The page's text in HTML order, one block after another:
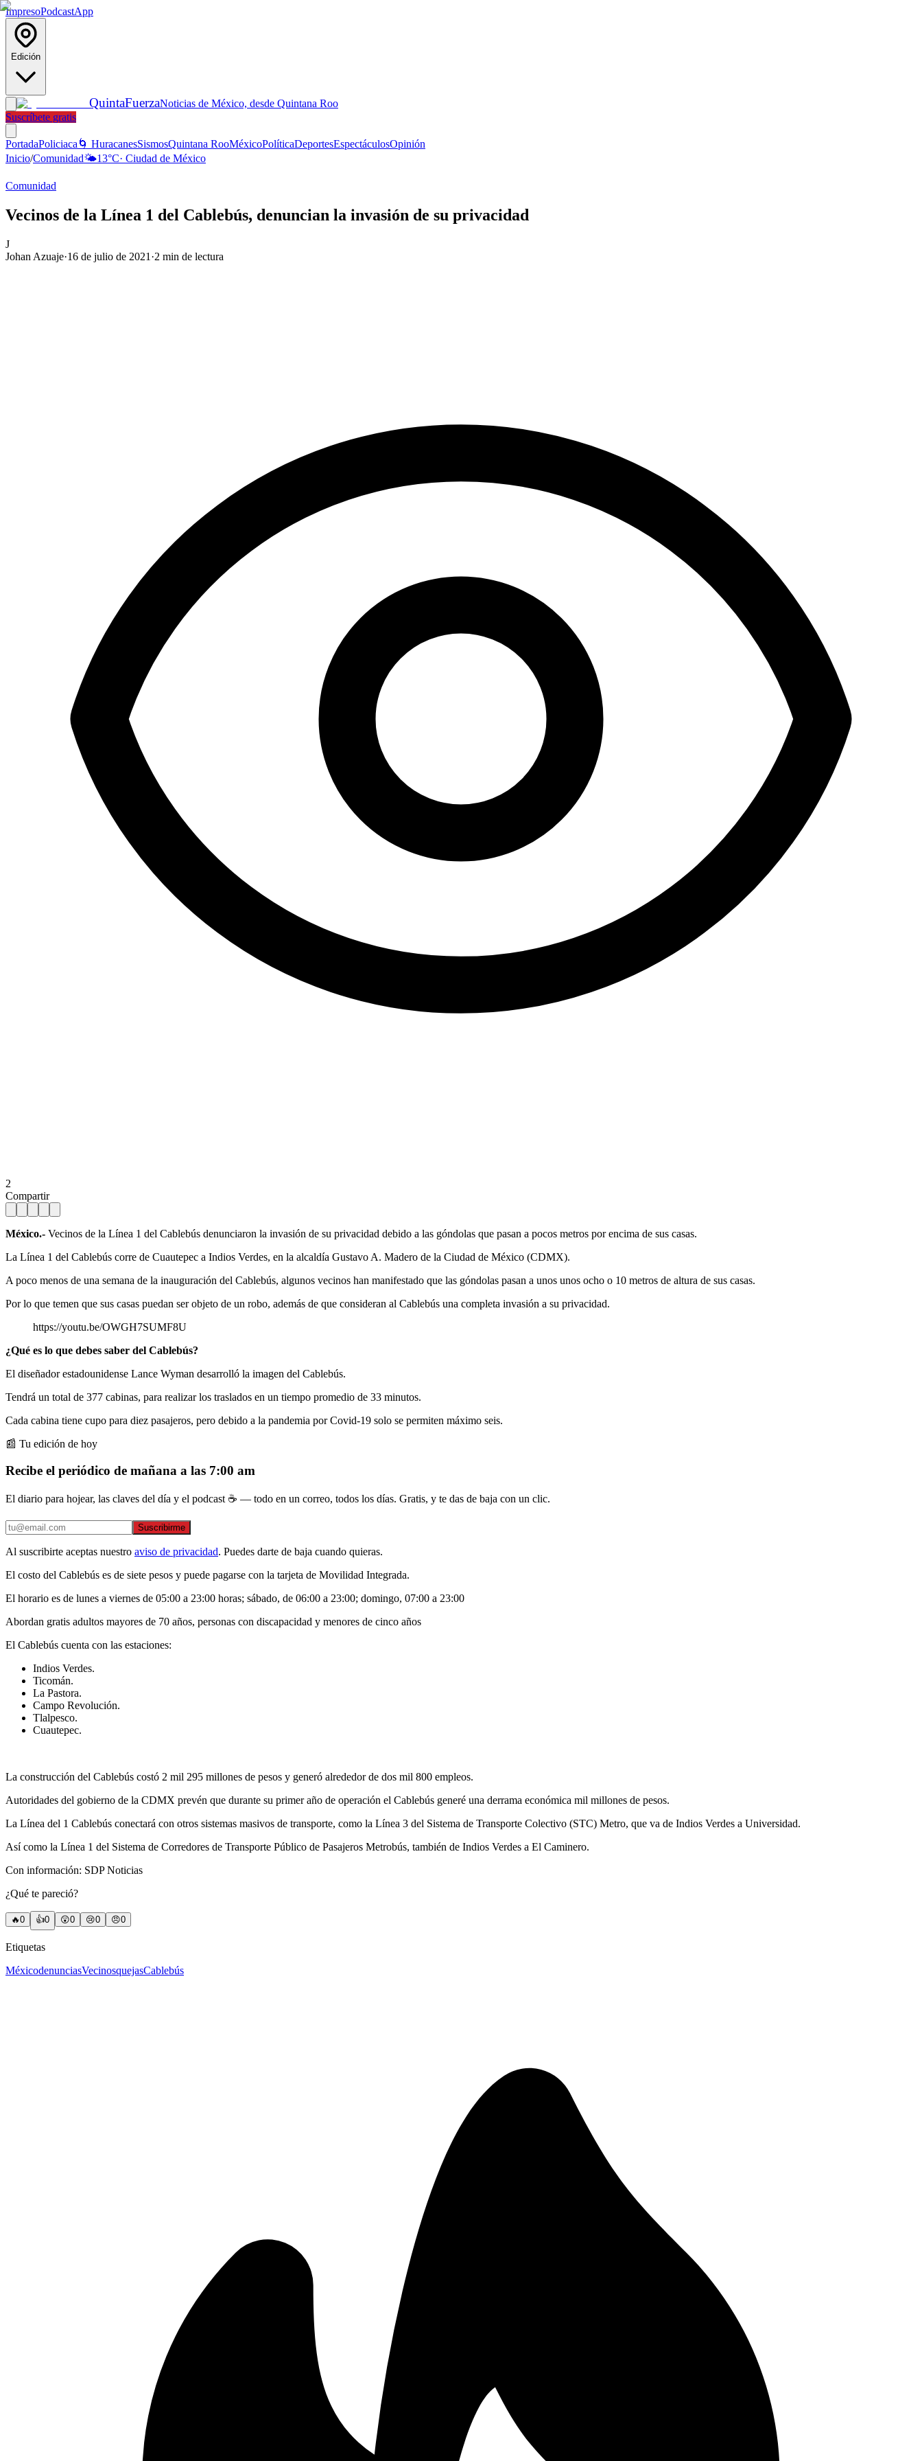
ImpresoPodcastApp
Edición
QuintaFuerzaNoticias de México, desde Quintana Roo
Suscríbete gratis
PortadaPoliciaca 🌀 HuracanesSismosQuintana RooMéxicoPolíticaDeportesEspectáculosOpinión
Inicio/Comunidad🌤️13°C· Ciudad de México
Comunidad
Vecinos de la Línea 1 del Cablebús, denuncian la invasión de su privacidad
J
Johan Azuaje·16 de julio de 2021 ·2 min de lectura
2
Compartir
México.- Vecinos de la Línea 1 del Cablebús denunciaron la invasión de su privacidad debido a las góndolas que pasan a pocos metros por encima de sus casas.
La Línea 1 del Cablebús corre de Cuautepec a Indios Verdes, en la alcaldía Gustavo A. Madero de la Ciudad de México (CDMX).
A poco menos de una semana de la inauguración del Cablebús, algunos vecinos han manifestado que las góndolas pasan a unos unos ocho o 10 metros de altura de sus casas.
Por lo que temen que sus casas puedan ser objeto de un robo, además de que consideran al Cablebús una completa invasión a su privacidad.
https://youtu.be/OWGH7SUMF8U
¿Qué es lo que debes saber del Cablebús?
El diseñador estadounidense Lance Wyman desarrolló la imagen del Cablebús.
Tendrá un total de 377 cabinas, para realizar los traslados en un tiempo promedio de 33 minutos.
Cada cabina tiene cupo para diez pasajeros, pero debido a la pandemia por Covid-19 solo se permiten máximo seis.
📰 Tu edición de hoy
Recibe el periódico de mañana a las 7:00 am
El diario para hojear, las claves del día y el podcast ☕ — todo en un correo, todos los días. Gratis, y te das de baja con un clic.
Suscribirme
Al suscribirte aceptas nuestro aviso de privacidad. Puedes darte de baja cuando quieras.
El costo del Cablebús es de siete pesos y puede pagarse con la tarjeta de Movilidad Integrada.
El horario es de lunes a viernes de 05:00 a 23:00 horas; sábado, de 06:00 a 23:00; domingo, 07:00 a 23:00
Abordan gratis adultos mayores de 70 años, personas con discapacidad y menores de cinco años
El Cablebús cuenta con las estaciones:
Indios Verdes.
Ticomán.
La Pastora.
Campo Revolución.
Tlalpesco.
Cuautepec.
La construcción del Cablebús costó 2 mil 295 millones de pesos y generó alrededor de dos mil 800 empleos.
Autoridades del gobierno de la CDMX prevén que durante su primer año de operación el Cablebús generé una derrama económica mil millones de pesos.
La Línea del 1 Cablebús conectará con otros sistemas masivos de transporte, como la Línea 3 del Sistema de Transporte Colectivo (STC) Metro, que va de Indios Verdes a Universidad.
Así como la Línea 1 del Sistema de Corredores de Transporte Público de Pasajeros Metrobús, también de Indios Verdes a El Caminero.
Con información: SDP Noticias
¿Qué te pareció?
🔥0 👍0 😲0 😢0 😠0
Etiquetas
MéxicodenunciasVecinosquejasCablebús